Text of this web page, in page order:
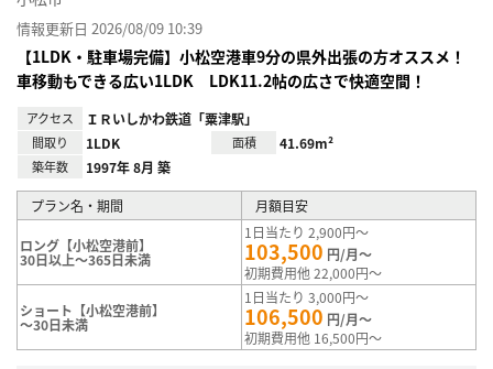
情報更新日 2026/08/09 10:39
【1LDK・駐車場完備】小松空港車9分の県外出張の方オススメ！
車移動もできる広い1LDK LDK11.2帖の広さで快適空間！
アクセス ＩＲいしかわ鉄道「粟津駅」
間取り 1LDK 面積 41.69m²
築年数 1997年 8月 築
プラン名・期間 月額目安
ロング【小松空港前】
30日以上～365日未満
1日当たり 2,900円～
103,500 円/月～
初期費用他 22,000円～
ショート【小松空港前】
～30日未満
1日当たり 3,000円～
106,500 円/月～
初期費用他 16,500円～